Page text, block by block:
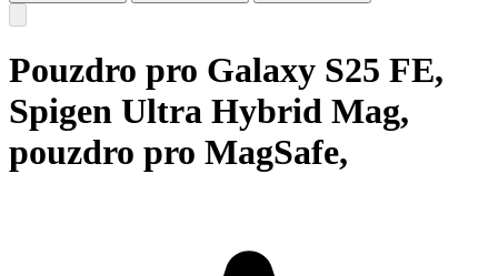
Pouzdro pro Galaxy S25 FE,
Spigen Ultra Hybrid Mag,
pouzdro pro MagSafe,